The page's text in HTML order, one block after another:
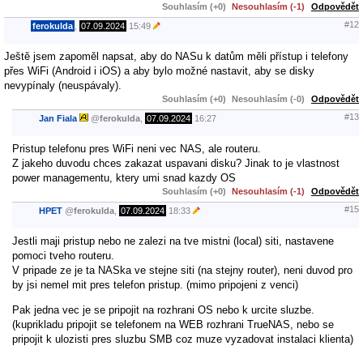
Souhlasím (+0) Nesouhlasím (-1) Odpovědět
ferokulda 07.09.2024 15:49 #12
Ještě jsem zapoměl napsat, aby do NASu k datům měli přístup i telefony
přes WiFi (Android i iOS) a aby bylo možné nastavit, aby se disky
nevypínaly (neuspávaly).
Souhlasím (+0) Nesouhlasím (-0) Odpovědět
Jan Fiala @ferokulda 07.09.2024 16:27 #13
Pristup telefonu pres WiFi neni vec NAS, ale routeru.
Z jakeho duvodu chces zakazat uspavani disku? Jinak to je vlastnost
power managementu, ktery umi snad kazdy OS
Souhlasím (+0) Nesouhlasím (-1) Odpovědět
HPET @ferokulda 07.09.2024 18:33 #15
Jestli maji pristup nebo ne zalezi na tve mistni (local) siti, nastavene
pomoci tveho routeru.
V pripade ze je ta NASka ve stejne siti (na stejny router), neni duvod pro
by jsi nemel mit pres telefon pristup. (mimo pripojeni z venci)
Pak jedna vec je se pripojit na rozhrani OS nebo k urcite sluzbe.
(kuprikladu pripojit se telefonem na WEB rozhrani TrueNAS, nebo se
pripojit k ulozisti pres sluzbu SMB coz muze vyzadovat instalaci klienta)